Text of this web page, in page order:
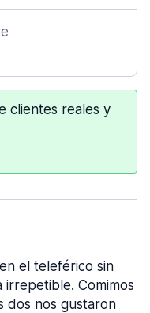
clientes reales y
el teleférico sin
irrepetible. Comimos
dos nos gustaron